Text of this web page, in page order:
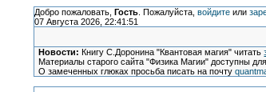
Добро пожаловать, Гость. Пожалуйста, войдитеили
07 Августа 2026, 22:41:51
Новости: Книгу С.Доронина "Квантовая магия" читать
Материалы старого сайта "Физика Магии" доступны
О замеченных глюках просьба писать на почту